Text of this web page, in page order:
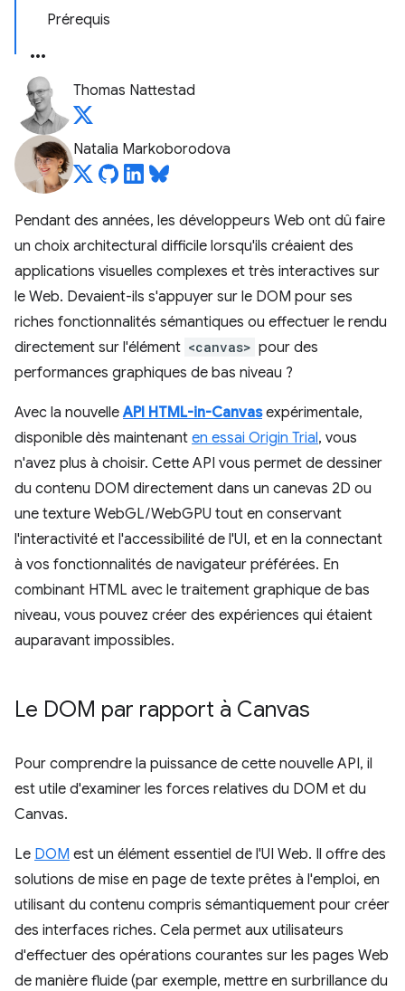
Prérequis
Thomas Nattestad
Natalia Markoborodova
Pendant des années, les développeurs Web ont dû faire
un choix architectural difficile lorsqu'ils créaient des
applications visuelles complexes et très interactives sur
le Web. Devaient-ils s'appuyer sur le DOM pour ses
riches fonctionnalités sémantiques ou effectuer le rendu
directement sur l'élément <canvas> pour des
performances graphiques de bas niveau ?
Avec la nouvelleAPI HTML-in-Canvasexpérimentale,
disponible dès maintenant en essai Origin Trial, vous
n'avez plus à choisir. Cette API vous permet de dessiner
du contenu DOM directement dans un canevas 2D ou
une texture WebGL/WebGPU tout en conservant
l'interactivité et l'accessibilité de l'UI, et en la connectant
à vos fonctionnalités de navigateur préférées. En
combinant HTML avec le traitement graphique de bas
niveau, vous pouvez créer des expériences qui étaient
auparavant impossibles.
Le DOM par rapport à Canvas
Pour comprendre la puissance de cette nouvelle API, il
est utile d'examiner les forces relatives du DOM et du
Canvas.
Le DOM est un élément essentiel de l'UI Web. Il offre des
solutions de mise en page de texte prêtes à l'emploi, en
utilisant du contenu compris sémantiquement pour créer
des interfaces riches. Cela permet aux utilisateurs
d'effectuer des opérations courantes sur les pages Web
de manière fluide (par exemple, mettre en surbrillance du